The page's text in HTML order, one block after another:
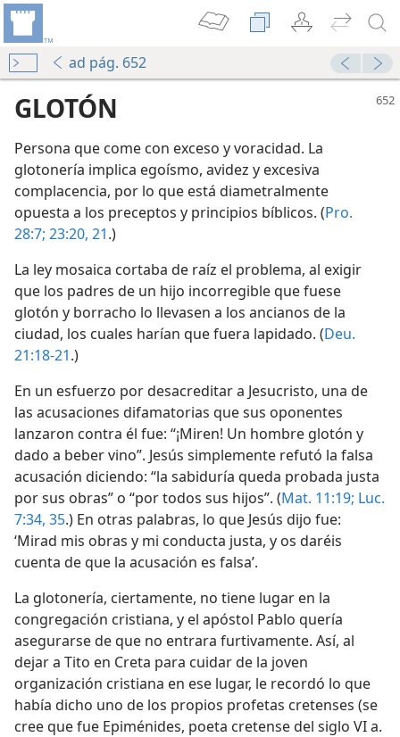
ad pág. 652
1
GLOTÓN
Persona que come con exceso y voracidad. La
glotonería implica egoísmo, avidez y excesiva
complacencia, por lo que está diametralmente
opuesta a los preceptos y principios bíblicos. (Pro.
28:7; 23:20, 21.)
La ley mosaica cortaba de raíz el problema, al exigir
que los padres de un hijo incorregible que fuese
glotón y borracho lo llevasen a los ancianos de la
ciudad, los cuales harían que fuera lapidado. (Deu.
21:18-21.)
En un esfuerzo por desacreditar a Jesucristo, una de
las acusaciones difamatorias que sus oponentes
lanzaron contra él fue: “¡Miren! Un hombre glotón y
dado a beber vino”. Jesús simplemente refutó la falsa
acusación diciendo: “la sabiduría queda probada justa
por sus obras” o “por todos sus hijos”. (Mat. 11:19; Luc.
7:34, 35.) En otras palabras, lo que Jesús dijo fue:
‘Mirad mis obras y mi conducta justa, y os daréis
cuenta de que la acusación es falsa’.
La glotonería, ciertamente, no tiene lugar en la
congregación cristiana, y el apóstol Pablo quería
asegurarse de que no entrara furtivamente. Así, al
dejar a Tito en Creta para cuidar de la joven
organización cristiana en ese lugar, le recordó lo que
había dicho uno de los propios profetas cretenses (se
cree que fue Epiménides, poeta cretense del siglo VI a.